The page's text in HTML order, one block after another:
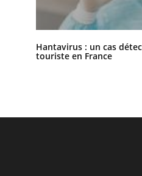
Hantavirus : un cas
touriste en France